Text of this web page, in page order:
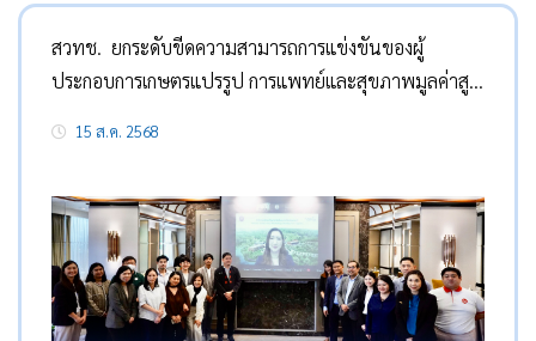
สวทช. ยกระดับขีดความสามารถการแข่งขันของผู้
ประกอบการเกษตรแปรรูป การแพทย์และสุขภาพมูลค่าสูง
15 ส.ค. 2568